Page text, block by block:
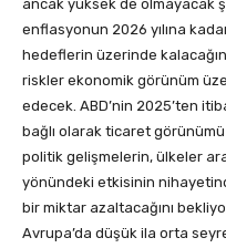
ancak yüksek de olmayacak
enflasyonun 2026 yılına
hedeflerin üzerinde
riskler ekonomik görünüm
edecek. ABD’nin 2025’ten
bağlı olarak ticaret
politik gelişmelerin, ülkeler
yönündeki etkisinin
bir miktar azaltacağını
Avrupa’da düşük ila orta